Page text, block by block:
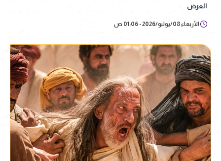
العرض
الأربعاء 08/يوليو/2026 - 01:06 ص